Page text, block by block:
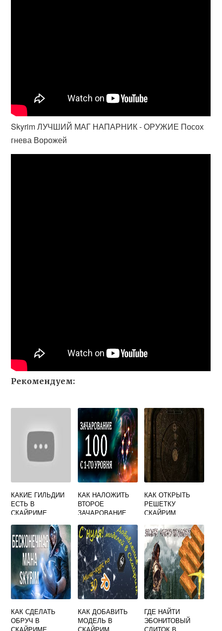
Skyrim ЛУЧШИЙ МАГ НАПАРНИК - ОРУЖИЕ Посох
гнева Ворожей
Рекомендуем:
КАКИЕ ГИЛЬДИИ
ЕСТЬ В
СКАЙРИМЕ
КАК НАЛОЖИТЬ
ВТОРОЕ
ЗАЧАРОВАНИЕ
КАК ОТКРЫТЬ
РЕШЕТКУ
СКАЙРИМ
КАК СДЕЛАТЬ
ОБРУЧ В
КАК ДОБАВИТЬ
МОДЕЛЬ В
ГДЕ НАЙТИ
ЭБОНИТОВЫЙ